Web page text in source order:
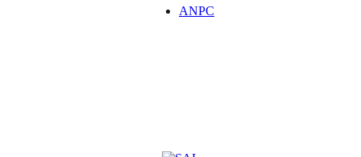
ANPC